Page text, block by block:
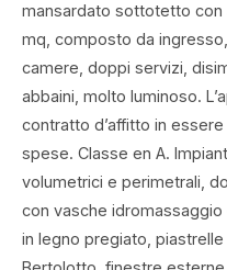
mansardato sottotetto con
mq, composto da
camere, doppi servizi,
abbaini, molto luminoso.
contratto d’affitto in
spese. Classe en A.
volumetrici e perimetrali,
con vasche
in legno pregiato, piastrelle